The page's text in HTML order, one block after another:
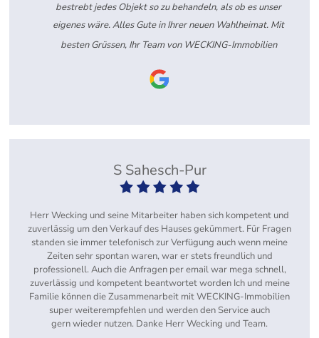
bestrebt jedes Objekt so zu behandeln, als ob es unser
eigenes wäre. Alles Gute in Ihrer neuen Wahlheimat. Mit
besten Grüssen, Ihr Team von WECKING-Immobilien
S Sahesch-Pur
Herr Wecking und seine Mitarbeiter haben sich kompetent und
zuverlässig um den Verkauf des Hauses gekümmert. Für Fragen
standen sie immer telefonisch zur Verfügung auch wenn meine
Zeiten sehr spontan waren, war er stets freundlich und
professionell. Auch die Anfragen per email war mega schnell,
zuverlässig und kompetent beantwortet worden Ich und meine
Familie können die Zusammenarbeit mit WECKING-Immobilien
super weiterempfehlen und werden den Service auch
gern wieder nutzen. Danke Herr Wecking und Team.